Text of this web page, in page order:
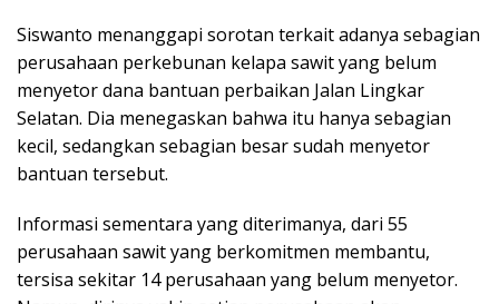
Siswanto menanggapi sorotan terkait adanya sebagian
perusahaan perkebunan kelapa sawit yang belum
menyetor dana bantuan perbaikan Jalan Lingkar
Selatan. Dia menegaskan bahwa itu hanya sebagian
kecil, sedangkan sebagian besar sudah menyetor
bantuan tersebut.
Informasi sementara yang diterimanya, dari 55
perusahaan sawit yang berkomitmen membantu,
tersisa sekitar 14 perusahaan yang belum menyetor.